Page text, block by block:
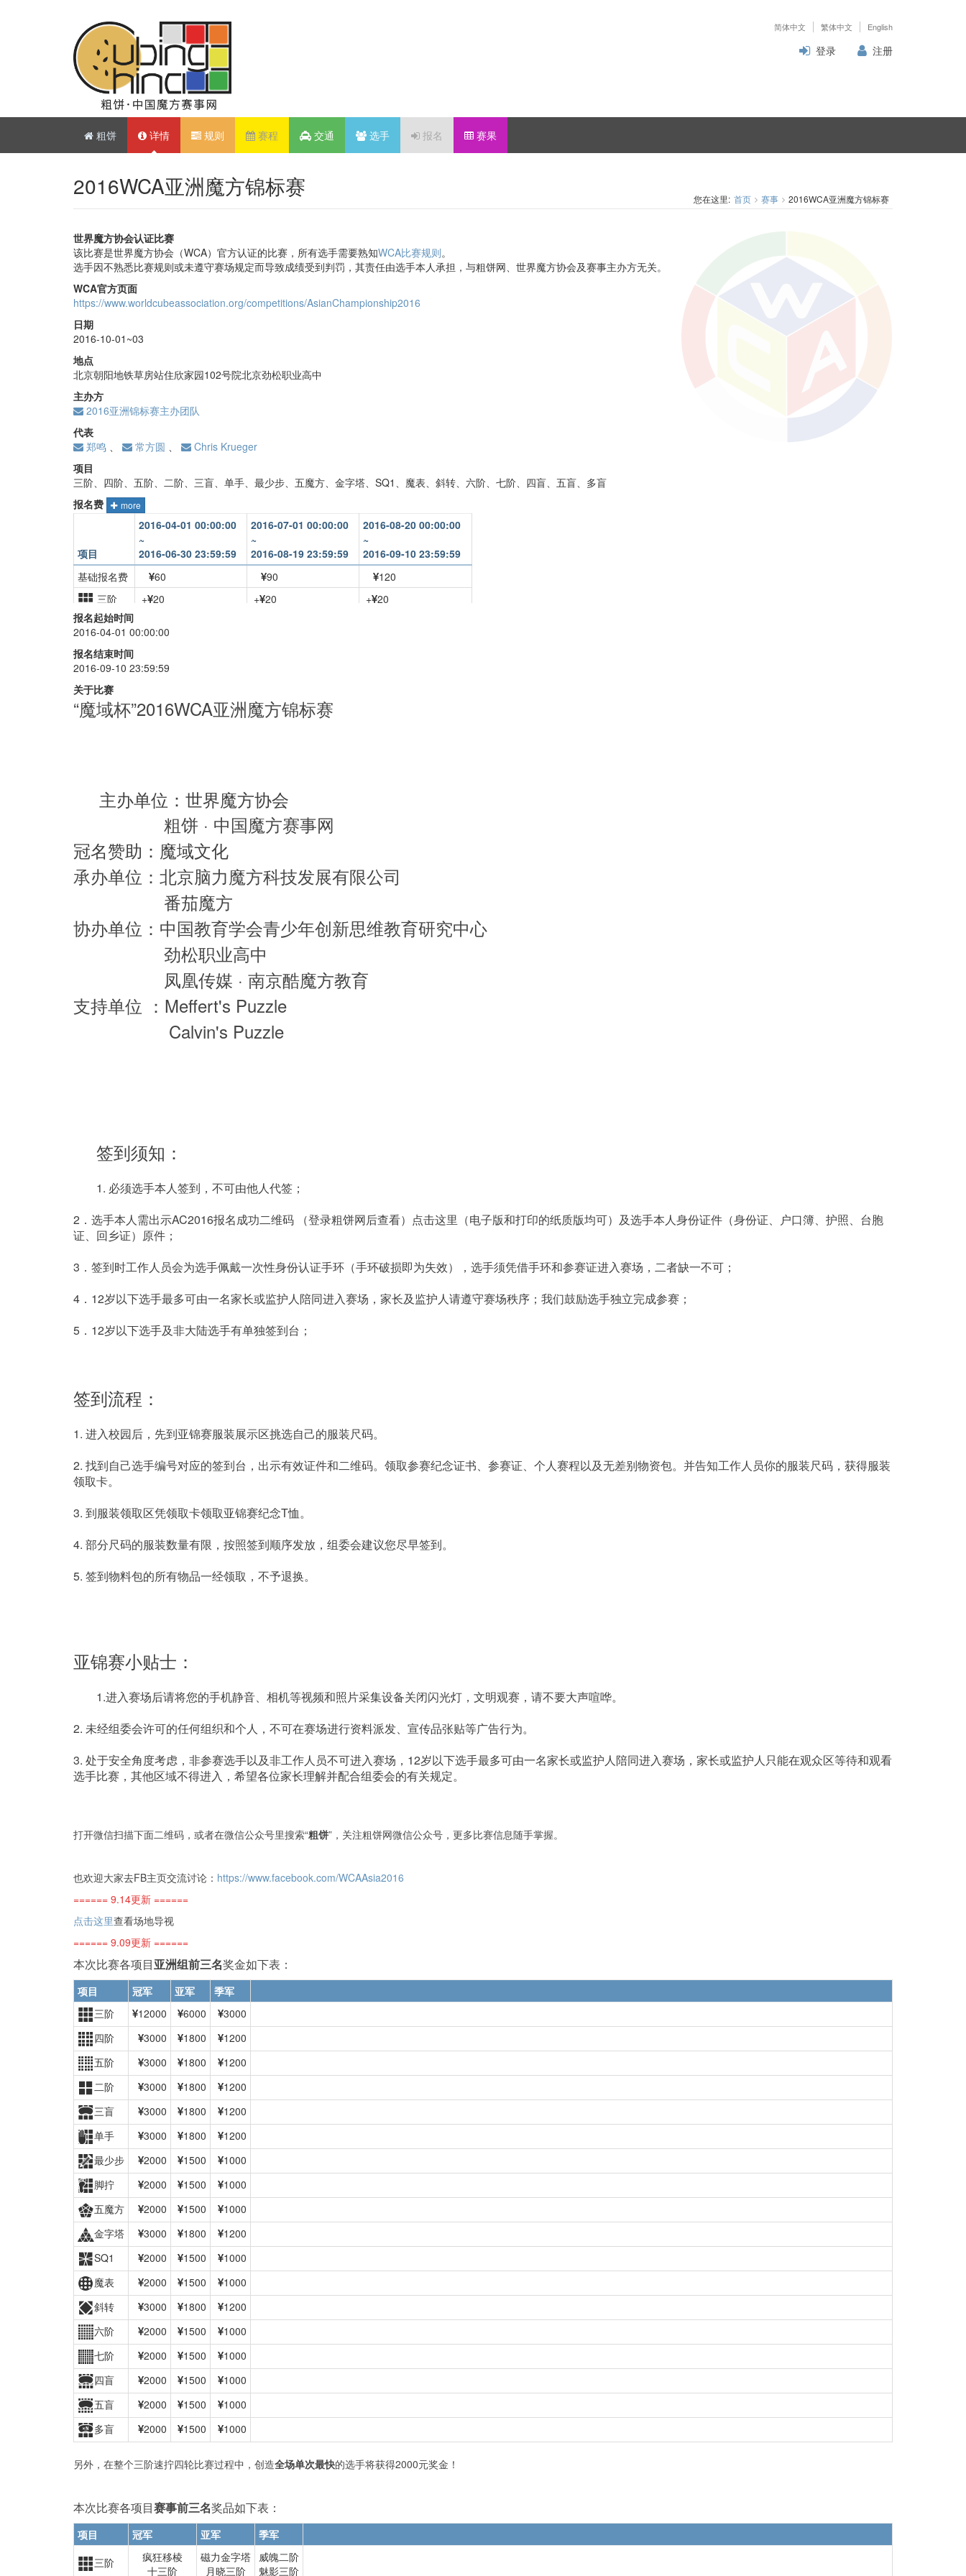
简体中文 繁体中文 English
登录 注册
粗饼 详情 规则 赛程 交通 选手 报名 赛果
2016WCA亚洲魔方锦标赛 您在这里: 首页 赛事 2016WCA亚洲魔方锦标赛
世界魔方协会认证比赛
该比赛是世界魔方协会（WCA）官方认证的比赛，所有选手需要熟知WCA比赛规则。
选手因不熟悉比赛规则或未遵守赛场规定而导致成绩受到判罚，其责任由选手本人承担，与粗饼网、世界魔方协会及赛事主办方无关。
WCA官方页面
https://www.worldcubeassociation.org/competitions/AsianChampionship2016
日期
2016-10-01~03
地点
北京朝阳地铁草房站住欣家园102号院北京劲松职业高中
主办方
2016亚洲锦标赛主办团队
代表
郑鸣
常方圆
Chris Krueger
项目
三阶、四阶、五阶、二阶、三盲、单手、最少步、五魔方、金字塔、SQ1、魔表、斜转、六阶、七阶、四盲、五盲、多盲
报名费
more
项目
2016-04-01 00:00:00
~
2016-06-30 23:59:59
2016-07-01 00:00:00
~
2016-08-19 23:59:59
2016-08-20 00:00:00
~
2016-09-10 23:59:59
基础报名费
60 90
120
三阶
+ 20 + 20 + 20
四阶
五阶
二阶
+ 20
三盲
单手
+ 20 + 25
五魔方
+ 40 + 45
+ 25
SQ1
30
魔表
+ 35 +
45
七阶
+ + 45 + 55
+
+ 45 +
多盲
+ 40 + 45
报名起始时间
2016-04-01 00:00:00
报名结束时间
2016-09-10 23:59:59
关于比赛
“魔域杯”2016WCA亚洲魔方锦标赛
主办单位：世界魔方协会
粗饼 · 中国魔方赛事网
冠名赞助：魔域文化
承办单位：北京脑力魔方科技发展有限公司
番茄魔方
协办单位：中国教育学会青少年创新思维教育研究中心
劲松职业高中
凤凰传媒 · 南京酷魔方教育
支持单位 ：Meffert's Puzzle
Calvin's Puzzle
签到须知：
	1. 必须选手本人签到，不可由他人代签；
2．选手本人需出示AC2016报名成功二维码 （登录粗饼网后查看）点击这里（电子版和打印的纸质版均可）及选手本人身份证件（身份证、户口簿、护照、台胞
证、回乡证）原件；
3．签到时工作人员会为选手佩戴一次性身份认证手环（手环破损即为失效），选手须凭借手环和参赛证进入赛场，二者缺一不可；
4．12岁以下选手最多可由一名家长或监护人陪同进入赛场，家长及监护人请遵守赛场秩序；我们鼓励选手独立完成参赛；
5．12岁以下选手及非大陆选手有单独签到台；
签到流程：
1. 进入校园后，先到亚锦赛服装展示区挑选自己的服装尺码。
2. 找到自己选手编号对应的签到台，出示有效证件和二维码。领取参赛纪念证书、参赛证、个人赛程以及无差别物资包。并告知工作人员你的服装尺码，获得服装
领取卡。
3. 到服装领取区凭领取卡领取亚锦赛纪念T恤。
4. 部分尺码的服装数量有限，按照签到顺序发放，组委会建议您尽早签到。
5. 签到物料包的所有物品一经领取，不予退换。
亚锦赛小贴士：
	1.进入赛场后请将您的手机静音、相机等视频和照片采集设备关闭闪光灯，文明观赛，请不要大声喧哗。
2. 未经组委会许可的任何组织和个人，不可在赛场进行资料派发、宣传品张贴等广告行为。
3. 处于安全角度考虑，非参赛选手以及非工作人员不可进入赛场，12岁以下选手最多可由一名家长或监护人陪同进入赛场，家长或监护人只能在观众区等待和观看
打开微信扫描下面二维码，或者在微信公众号里搜索“粗饼”，关注粗饼网微信公众号，更多比赛信息随手掌握。
也欢迎大家去FB主页交流讨论： https://www.facebook.com/WCAAsia2016
====== 9.14更新 ======
点击这里查看场地导视
====== 9.09更新 ======
本次比赛各项目亚洲组前三名奖金如下表：
项目 冠军 亚军
季军
三阶
12000 6000
3000
四阶
3000 1800
1200
五阶
3000 1800
1200
二阶
3000 1800
1200
三盲
3000 1800
1200
单手
3000 1800
1200
最少步
2000 1500
1000
脚拧
2000 1500
1000
五魔方
2000 1500
1000
金字塔
3000 1800
1200
SQ1
2000 1500
1000
魔表
2000 1500
1000
斜转
3000 1800
1200
六阶
2000 1500
1000
七阶
2000 1500
1000
四盲
2000 1500
1000
五盲
2000 1500
1000
多盲
2000 1500 1000
另外，在整个三阶速拧四轮比赛过程中，创造全场单次最快的选手将获得2000元奖金！
本次比赛各项目赛事前三名奖品如下表：
项目 冠军 亚军
季军
三阶
疯狂移棱
十三阶
磁力金字塔
月晓三阶
威魄二阶
魅影三阶